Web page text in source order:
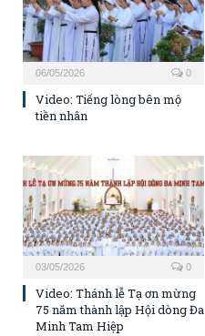
06/05/2026 0
Video: Tiếng lòng bên mộ
tiền nhân
03/05/2026 0
Video: Thánh lễ Tạ ơn mừng
75 năm thành lập Hội dòng Đa
Minh Tam Hiệp